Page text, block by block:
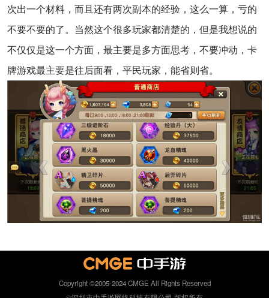
次出一个材料，而且还有两次副本的经验，这么一算，亏的
不要不要的了。当然这个很多玩家都清楚的，但是我想说的
不仅仅是这一个方面，最主要是多方面思考，不要冲动，卡
牌游戏最主要是往后面看，平民玩家，能省则省。
Copyright ©2005-2024 CMGE All Rights Reserved